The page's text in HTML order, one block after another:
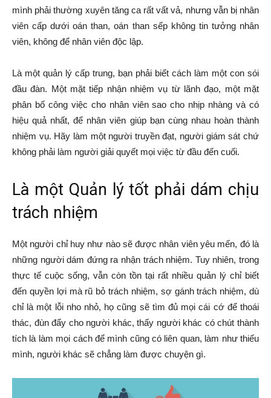
mình phải thường xuyên tăng ca rất vất vả, nhưng vẫn bị nhân
viên cấp dưới oán than, oán than sếp không tin tưởng nhân
viên, không để nhân viên độc lập.
Là một quản lý cấp trung, bạn phải biết cách làm một con sói
đầu đàn. Một mặt tiếp nhận nhiệm vụ từ lãnh đạo, một mặt
phân bố công việc cho nhân viên sao cho nhịp nhàng và có
hiệu quả nhất, để nhân viên giúp bạn cùng nhau hoàn thành
nhiệm vụ. Hãy làm một người truyền đạt, người giám sát chứ
không phải làm người giải quyết mọi việc từ đầu đến cuối.
Là một Quản lý tốt phải dám chịu
trách nhiệm
Một người chỉ huy như nào sẽ được nhân viên yêu mến, đó là
những người dám đứng ra nhận trách nhiệm. Tuy nhiên, trong
thực tế cuộc sống, vẫn còn tồn tại rất nhiều quản lý chỉ biết
đến quyền lợi mà rũ bỏ trách nhiệm, sợ gánh trách nhiệm, dù
chỉ là một lỗi nho nhỏ, họ cũng sẽ tìm đủ mọi cái cớ để thoái
thác, đùn đẩy cho người khác, thấy người khác có chút thành
tích là làm mọi cách để mình cũng có liên quan, làm như thiếu
mình, người khác sẽ chẳng làm được chuyện gì.